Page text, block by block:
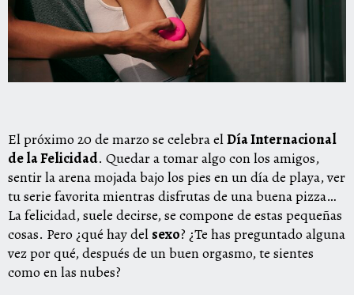
El próximo 20 de marzo se celebra elDía Internacional
de la Felicidad. Quedar a tomar algo con los amigos,
sentir la arena mojada bajo los pies en un día de playa, ver
tu serie favorita mientras disfrutas de una buena pizza…
La felicidad, suele decirse, se compone de estas pequeñas
cosas. Pero ¿qué hay del sexo? ¿Te has preguntado alguna
vez por qué, después de un buen orgasmo, te sientes
como en las nubes?